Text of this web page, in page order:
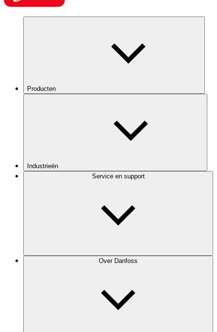
Producten
Industrieën
Service en support
Over Danfoss